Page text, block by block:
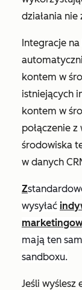
działania
Integracje
kontem w
istniejących
kontem w
połączenie
środowiska
w danych
Z
wysyłać
mają ten
sandboxu.
Jeśli